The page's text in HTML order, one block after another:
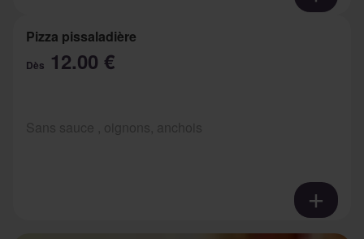
Pizza pissaladière
Dès 12.00 €